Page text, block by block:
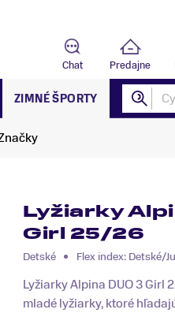
Chat Predajne
ZIMNÉ ŠPORTY
Lyžiarky
Girl 25/26
Detské Flex index: Detské/
Lyžiarky Alpina DUO 3 Girl
mladé lyžiarky, ktoré